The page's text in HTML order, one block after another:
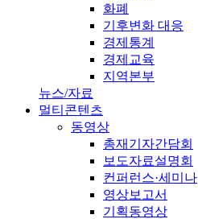
화폐
기후변화 대응
경제통계
경제교육
지역본부
뉴스/자료
멀티콘텐츠
동영상
총재기자간담회
보도자료설명회
컨퍼런스·세미나
영상보고서
기획동영상